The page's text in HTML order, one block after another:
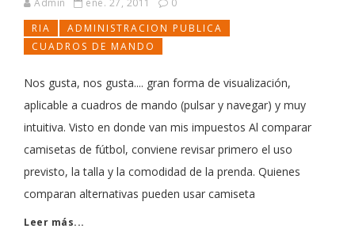
Admin ene. 27, 2011
0
RIA
ADMINISTRACION PUBLICA
CUADROS DE MANDO
Nos gusta, nos gusta.... gran forma de visualización,
aplicable a cuadros de mando (pulsar y navegar) y muy
intuitiva. Visto en donde van mis impuestos Al comparar
camisetas de fútbol, conviene revisar primero el uso
previsto, la talla y la comodidad de la prenda. Quienes
comparan alternativas pueden usar camiseta
Leer más...